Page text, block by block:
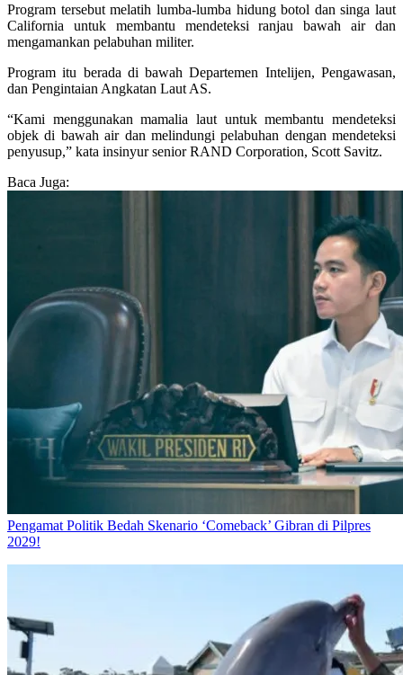
Program tersebut melatih lumba-lumba hidung botol dan singa laut
California untuk membantu mendeteksi ranjau bawah air dan
mengamankan pelabuhan militer.
Program itu berada di bawah Departemen Intelijen, Pengawasan,
dan Pengintaian Angkatan Laut AS.
“Kami menggunakan mamalia laut untuk membantu mendeteksi
objek di bawah air dan melindungi pelabuhan dengan mendeteksi
penyusup,” kata insinyur senior RAND Corporation, Scott Savitz.
Baca Juga:
Pengamat Politik Bedah Skenario ‘Comeback’ Gibran di Pilpres
2029!